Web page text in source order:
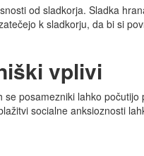
od sladkorja. Sladka
k sladkorju, da bi si
vplivi
posamezniki lahko
socialne anksioznosti